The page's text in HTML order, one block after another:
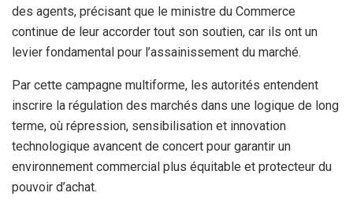
des agents, précisant que le ministre du Commerce
continue de leur accorder tout son soutien, car ils ont un
levier fondamental pour l’assainissement du marché.
Par cette campagne multiforme, les autorités entendent
inscrire la régulation des marchés dans une logique de long
terme, où répression, sensibilisation et innovation
technologique avancent de concert pour garantir un
environnement commercial plus équitable et protecteur du
pouvoir d’achat.